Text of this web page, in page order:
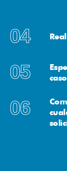
04
05
caso
06